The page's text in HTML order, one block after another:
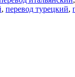
, перевод турецкий,